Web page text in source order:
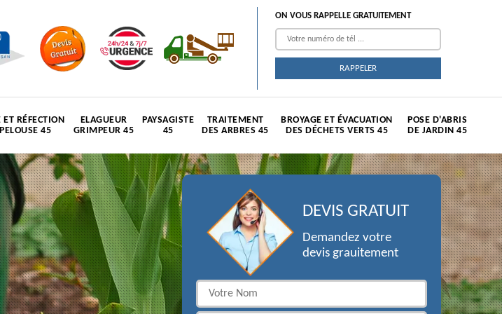
ON VOUS RAPPELLE GRATUITEMENT
ET RÉFECTION
45
ELAGUEUR
GRIMPEUR 45
PAYSAGISTE
45
TRAITEMENT
DES ARBRES 45
BROYAGE ET ÉVACUATION
DES DÉCHETS VERTS 45
POSE D'ABRIS
DE JARDIN 45
DEVIS GRATUIT
Demandez votre
devis grauitement